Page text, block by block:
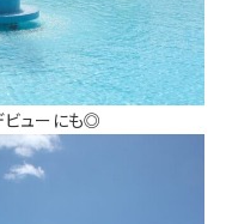
ビューにも◎